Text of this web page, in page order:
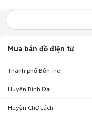
Mua bán đồ điện tử
Thành phố Bến Tre
Huyện Bình Đại
Huyện Chợ Lách